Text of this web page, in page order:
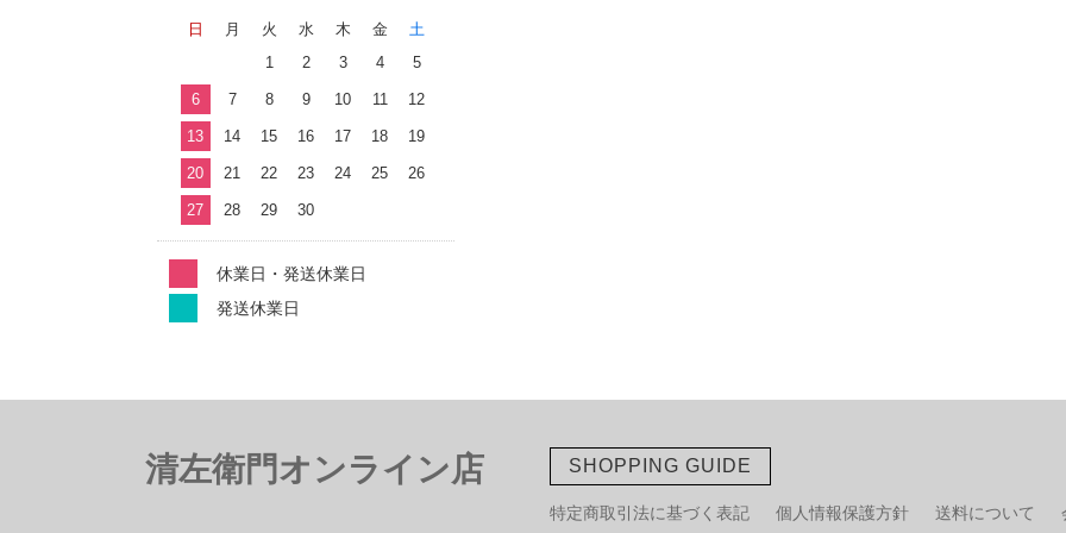
日 月 火 水 木 金
土
1
2 3 4 5
6 7 8 9 10 11 12
13 14 15 16 17 18 19
20 21 22 23 24 25 26
27 28 29 30
休業日・発送休業日
発送休業日
SHOPPING GUIDE
特定商取引法に基づく表記 個人情報保護方針 送料について
清左衛門オンライン店